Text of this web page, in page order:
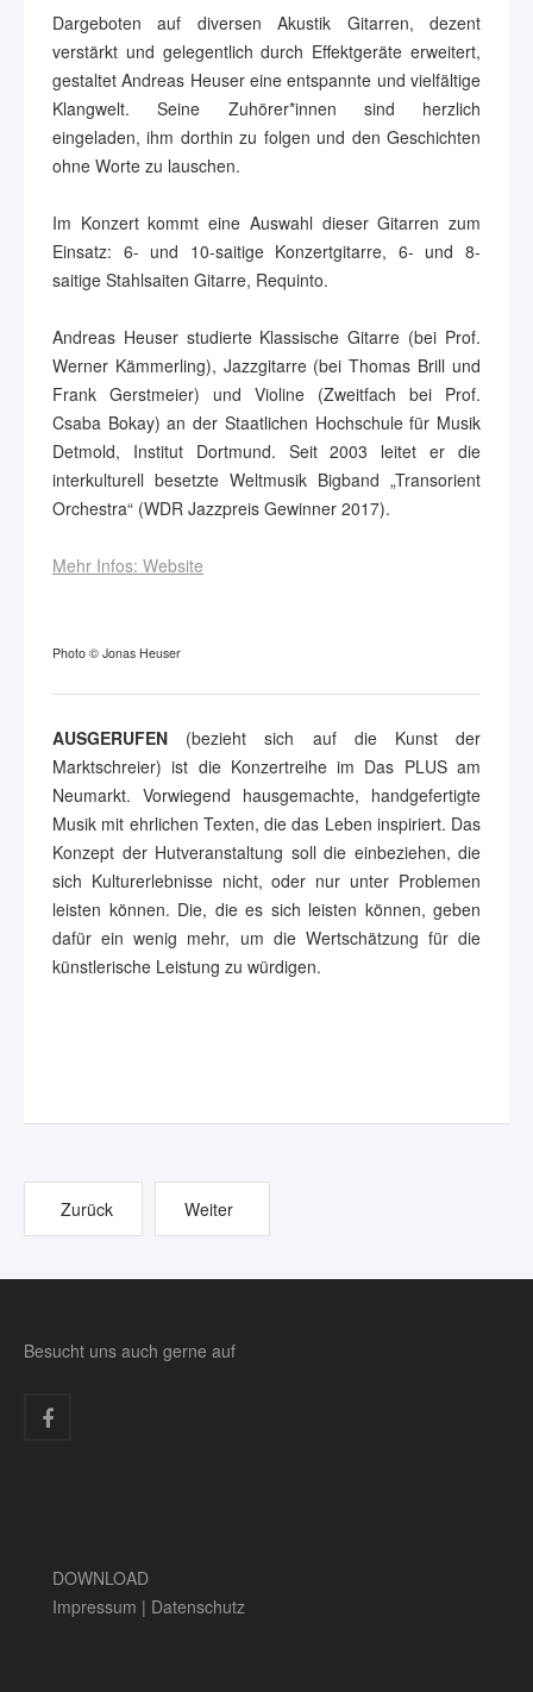
Dargeboten auf diversen Akustik Gitarren, dezent
verstärkt und gelegentlich durch Effektgeräte erweitert,
gestaltet Andreas Heuser eine entspannte und vielfältige
Klangwelt. Seine Zuhörer*innen sind herzlich
eingeladen, ihm dorthin zu folgen und den Geschichten
ohne Worte zu lauschen.
Im Konzert kommt eine Auswahl dieser Gitarren zum
Einsatz: 6- und 10-saitige Konzertgitarre, 6- und 8-
saitige Stahlsaiten Gitarre, Requinto.
Andreas Heuser studierte Klassische Gitarre (bei Prof.
Werner Kämmerling), Jazzgitarre (bei Thomas Brill und
Frank Gerstmeier) und Violine (Zweitfach bei Prof.
Csaba Bokay) an der Staatlichen Hochschule für Musik
Detmold, Institut Dortmund. Seit 2003 leitet er die
interkulturell besetzte Weltmusik Bigband „Transorient
Orchestra“ (WDR Jazzpreis Gewinner 2017).
Mehr Infos: Website
Photo © Jonas Heuser
AUSGERUFEN (bezieht sich auf die Kunst der
Marktschreier) ist die Konzertreihe im Das PLUS am
Neumarkt. Vorwiegend hausgemachte, handgefertigte
Musik mit ehrlichen Texten, die das Leben inspiriert. Das
Konzept der Hutveranstaltung soll die einbeziehen, die
sich Kulturerlebnisse nicht, oder nur unter Problemen
leisten können. Die, die es sich leisten können, geben
dafür ein wenig mehr, um die Wertschätzung für die
künstlerische Leistung zu würdigen.
Zurück Weiter
Besucht uns auch gerne auf
DOWNLOAD
Impressum | Datenschutz